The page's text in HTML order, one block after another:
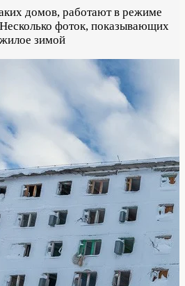
домов, работают в режиме
фоток, показывающих
зимой